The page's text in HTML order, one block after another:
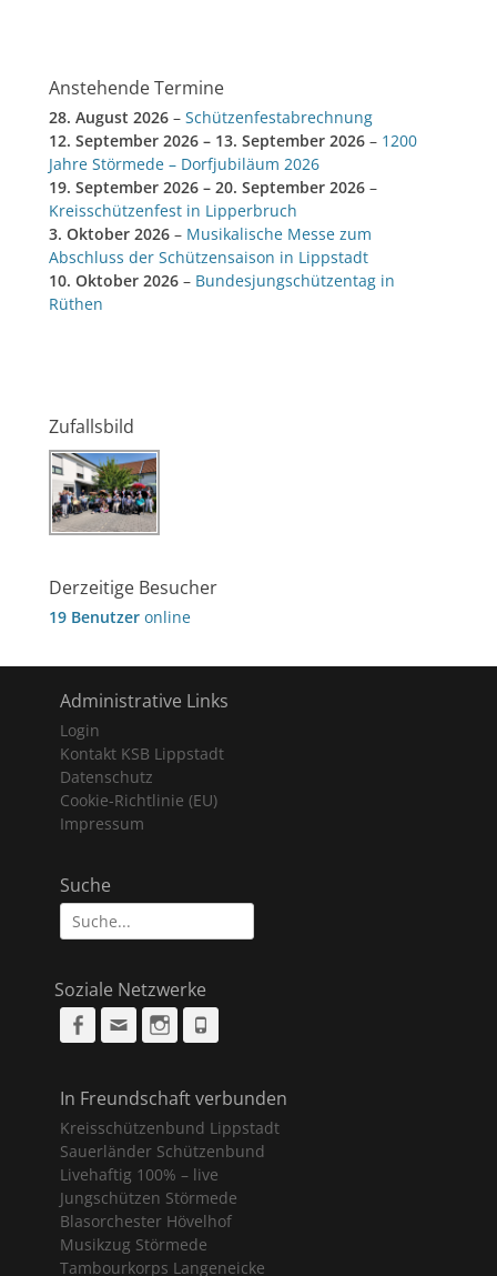
Anstehende Termine
28. August 2026 – Schützenfestabrechnung
12. September 2026 – 13. September 2026 – 1200
Jahre Störmede – Dorfjubiläum 2026
19. September 2026 – 20. September 2026 –
Kreisschützenfest in Lipperbruch
3. Oktober 2026 – Musikalische Messe zum
Abschluss der Schützensaison in Lippstadt
10. Oktober 2026 – Bundesjungschützentag in
Rüthen
Zufallsbild
Derzeitige Besucher
19 Benutzer online
Administrative Links
Login
Kontakt KSB Lippstadt
Datenschutz
Cookie-Richtlinie (EU)
Impressum
Suche
Suche
nach:
Soziale Netzwerke
Facebook
Email Instagram
In Freundschaft verbunden
Kreisschützenbund Lippstadt
Sauerländer Schützenbund
Livehaftig 100% – live
Jungschützen Störmede
Blasorchester Hövelhof
Musikzug Störmede
Tambourkorps Langeneicke